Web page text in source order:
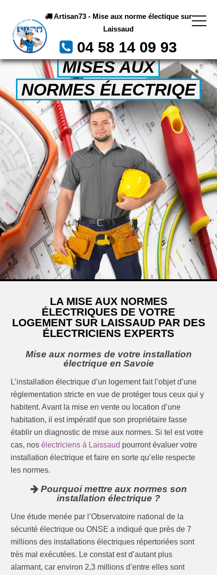
Artisan73 - Mise aux norme électique sur
Laissaud
04 58 14 09 93
MISES AUX
NORMES ÉLECTRIQE
LA MISE AUX NORMES
ÉLECTRIQUES DE VOTRE
LOGEMENT SUR LAISSAUD PAR DES
ÉLECTRICIENS EXPERTS
Mise aux normes de votre installation
électrique en Savoie
L’installation électrique d’un logement fait l’objet d’une
règlementation stricte en vue de protéger tous ceux qui y
habitent. Avant la mise en vente ou location d’une
habitation, il est impératif que son propriétaire fasse
établir un diagnostic de mise aux normes. Si tel est votre
cas, nosélectriciens à Laissaud pourront évaluer votre
installation électrique et faire en sorte qu’elle respecte
les normes.
Pourquoi mettre aux normes son
installation électrique ?
Une étude menée par l’Observatoire national de la
sécurité électrique ou ONSE a indiqué que près de 7
millions des installations électriques répertoriées sont
très mal exécutées. Le constat est d’autant plus
alarmant, car environ 2,3 millions d’entre elles sont